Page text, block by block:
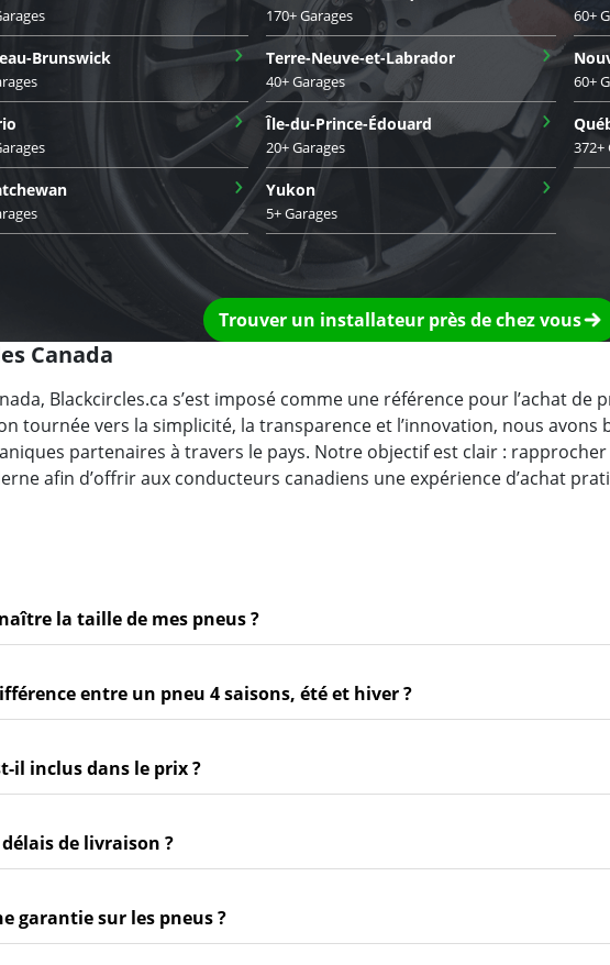
170+ Garages 60+
Brunswick › Terre-Neuve-et-Labrador
40+ Garages
›
60+
› Île-du-Prince-Édouard
20+ Garages
›
372+
› Yukon
5+ Garages
›
Trouver un installateur près de chez vous
Canada
Blackcircles.ca s’est imposé comme une référence pour l’achat de
tournée vers la simplicité, la transparence et l’innovation, nous avons
partenaires à travers le pays. Notre objectif est clair : rapprocher
afin d’offrir aux conducteurs canadiens une expérience d’achat
la taille de mes pneus ?
entre un pneu 4 saisons, été et hiver ?
il inclus dans le prix ?
de livraison ?
garantie sur les pneus ?